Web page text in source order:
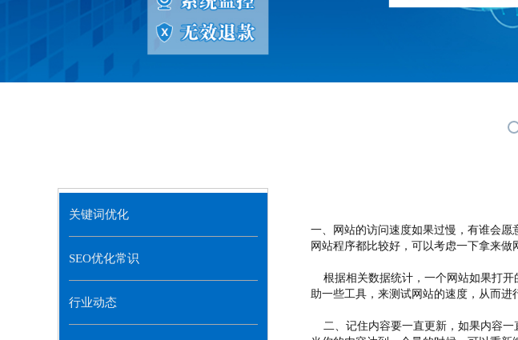
一、网站的访问速度如果过慢，有谁会愿
网站程序都比较好，可以考虑一下拿来做
根据相关数据统计，一个网站如果打开
助一些工具，来测试网站的速度，从而进
二、记住内容要一直更新，如果内容一
关键词优化
SEO优化常识
行业动态